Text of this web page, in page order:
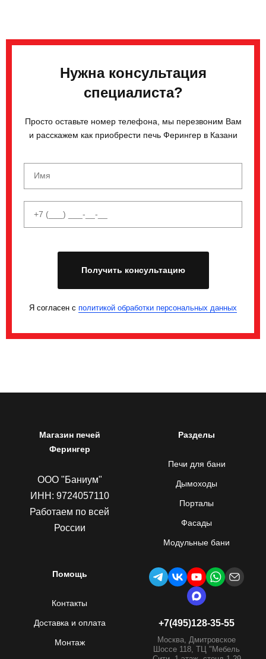
Нужна консультация
специалиста?
Просто оставьте номер телефона, мы перезвоним Вам
и расскажем как приобрести печь Ферингер в Казани
Получить консультацию
Я согласен с политикой обработки персональных данных
Магазин печей
Ферингер
ООО "Баниум"
ИНН: 9724057110
Работаем по всей
России
Разделы
Печи для бани
Дымоходы
Порталы
Фасады
Модульные бани
Помощь
Контакты
Доставка и оплата
Монтаж
+7(495)128-35-55
Москва, Дмитровское
Шоссе 118, ТЦ "Мебель